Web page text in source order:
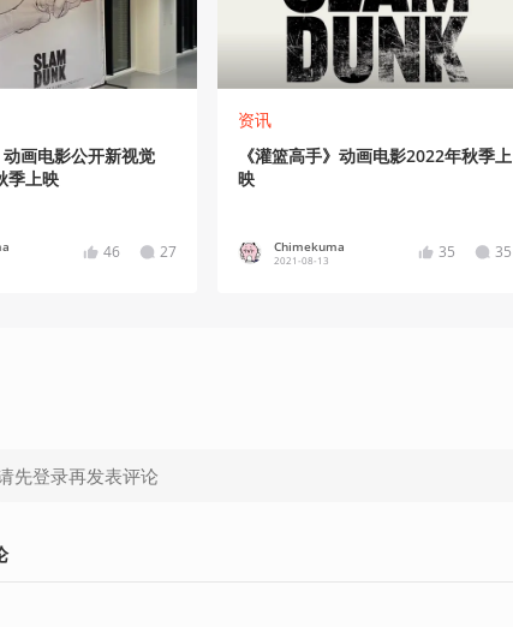
动画电影公开新视觉
季上映
46 27
资讯
《灌篮高手》动画电影2022年秋季上
映
Chimekuma
2021-08-13 35 35